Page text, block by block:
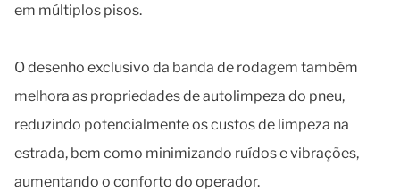
em múltiplos pisos.
O desenho exclusivo da banda de rodagem também
melhora as propriedades de autolimpeza do pneu,
reduzindo potencialmente os custos de limpeza na
estrada, bem como minimizando ruídos e vibrações,
aumentando o conforto do operador.